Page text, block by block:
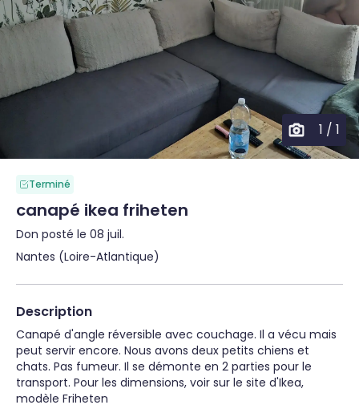
1 / 1
Terminé
canapé ikea friheten
Don posté le 08 juil.
Nantes (Loire-Atlantique)
Description
Canapé d'angle réversible avec couchage. Il a vécu mais
peut servir encore. Nous avons deux petits chiens et
chats. Pas fumeur. Il se démonte en 2 parties pour le
transport. Pour les dimensions, voir sur le site d'Ikea,
modèle Friheten